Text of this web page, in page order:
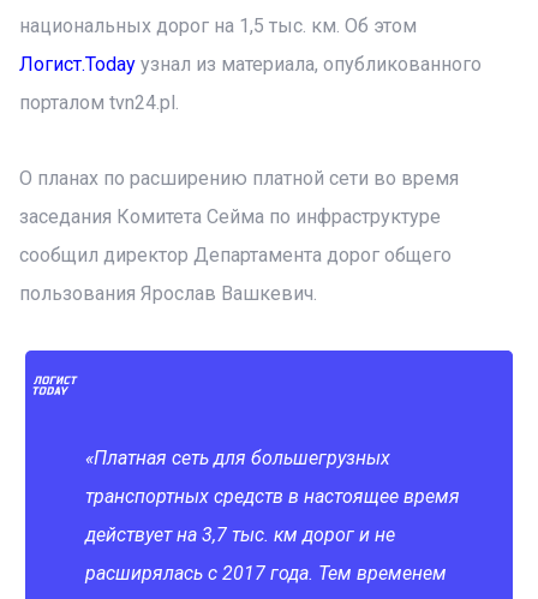
национальных дорог на 1,5 тыс. км. Об этом
Логист.Today узнал из материала, опубликованного
порталом tvn24.pl.
О планах по расширению платной сети во время
заседания Комитета Сейма по инфраструктуре
сообщил директор Департамента дорог общего
пользования Ярослав Вашкевич.
«Платная сеть для большегрузных
транспортных средств в настоящее время
действует на 3,7 тыс. км дорог и не
расширялась с 2017 года. Тем временем